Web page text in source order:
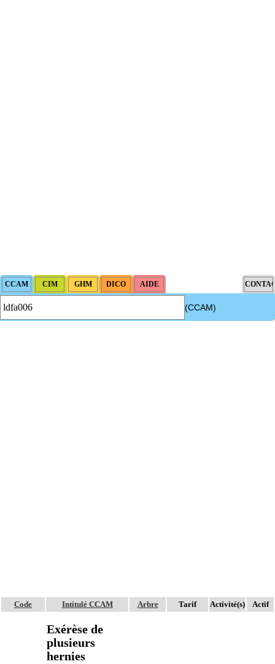
(CCAM)
Code Intitulé CCAM Arbre Tarif Activité(s) Actif
Exérèse de
plusieurs
hernies